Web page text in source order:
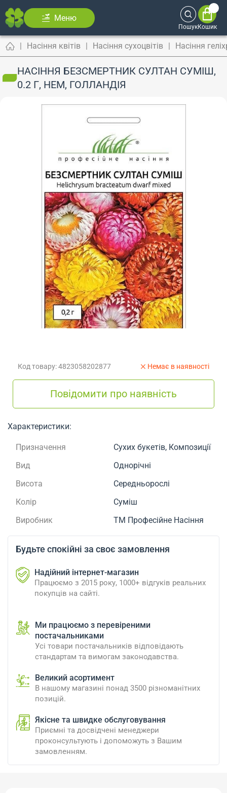
Меню
ПошукКошик
Насіння квітів Насіння сухоцвітів Насіння
НАСІННЯ БЕЗСМЕРТНИК СУЛТАН СУМІШ,
0.2 Г, HEM, ГОЛЛАНДІЯ
Код товару: 4823058202877 Немає в наявності
Повідомити про наявність
Характеристики:
Призначення
Сухих букетів, Композиції
Вид
Однорічні
Висота
Середньорослі
Колір
Суміш
Виробник
ТМ Професійне Насіння
Будьте спокійні за своє замовлення
Надійний інтернет-магазин
Працюємо з 2015 року, 1000+ відгуків реальних
покупців на сайті.
Ми працюємо з перевіреними
постачальниками
Усі товари постачальників відповідають
стандартам та вимогам законодавства.
Великий асортимент
В нашому магазині понад 3500 різноманітних
позицій.
Якісне та швидке обслуговування
Приємні та досвідчені менеджери
проконсультують і допоможуть з Вашим
замовленням.